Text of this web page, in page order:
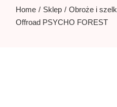
Home Sklep Obroże i
Offroad PSYCHO FOREST